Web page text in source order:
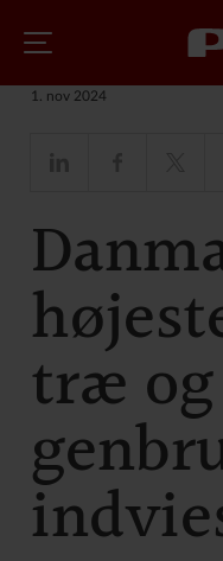
Nyheder
1. nov 2024
træ og